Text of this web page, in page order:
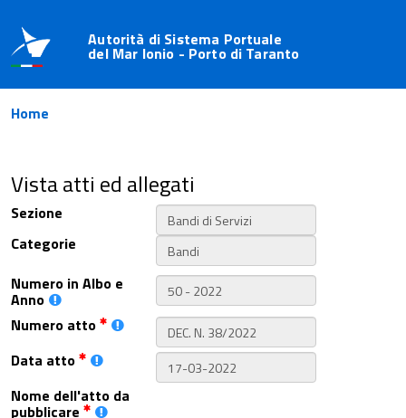
Autorità di Sistema Portuale
del Mar Ionio - Porto di Taranto
Home
Vista atti ed allegati
Sezione
Categorie
Numero in Albo e
Anno
Numero atto
Data atto
Nome dell'atto da
pubblicare